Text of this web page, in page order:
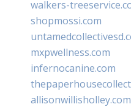
walkers-
shopmossi.com
mxpwellness.com
infernocanine.com
allisonwillisholley.com